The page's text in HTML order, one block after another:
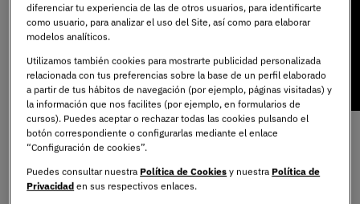
Recordamos laMasterclass "La Era del Dato"
en el Campus Universitario de UNIE Universidad.
Un evento profundizador en la gestión del dato y, dirigido
diferenciar tu experiencia de las de otros usuarios, para identificarte
como usuario, para analizar el uso del Site, así como para elaborar
modelos analíticos.
Utilizamos también cookies para mostrarte publicidad personalizada
relacionada con tus preferencias sobre la base de un perfil elaborado
a partir de tus hábitos de navegación (por ejemplo, páginas visitadas) y
la información que nos facilites (por ejemplo, en formularios de
cursos). Puedes aceptar o rechazar todas las cookies pulsando el
botón correspondiente o configurarlas mediante el enlace
“Configuración de cookies”.
Puedes consultar nuestra Política de Cookies y nuestra Política de
Privacidad en sus respectivos enlaces.